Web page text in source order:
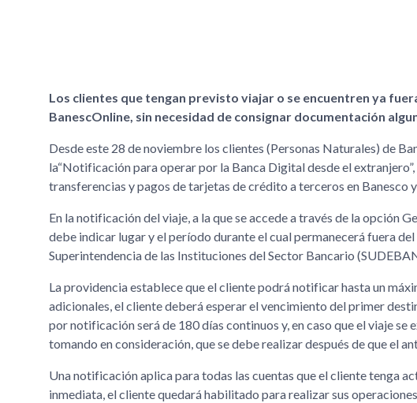
Los clientes que tengan previsto viajar o se encuentren ya
BanescOnline, sin necesidad de consignar documentación
Desde este 28 de noviembre los clientes (Personas Naturales) de
la“Notificación para operar por la Banca Digital desde el
transferencias y pagos de tarjetas de crédito a terceros en Banesco
En la notificación del viaje, a la que se accede a través de la opción
debe indicar lugar y el período durante el cual permanecerá fuera
Superintendencia de las Instituciones del Sector Bancario
La providencia establece que el cliente podrá notificar hasta un
adicionales, el cliente deberá esperar el vencimiento del primer
por notificación será de 180 días continuos y, en caso que el viaje
tomando en consideración, que se debe realizar después de que el
Una notificación aplica para todas las cuentas que el cliente tenga
inmediata, el cliente quedará habilitado para realizar sus